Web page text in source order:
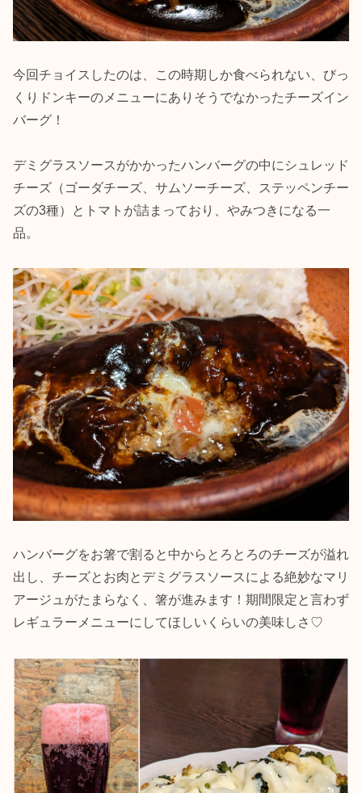
今回チョイスしたのは、この時期しか食べられない、びっ
くりドンキーのメニューにありそうでなかったチーズイン
バーグ！
デミグラスソースがかかったハンバーグの中にシュレッド
チーズ（ゴーダチーズ、サムソーチーズ、ステッペンチー
ズの3種）とトマトが詰まっており、やみつきになる一
品。
ハンバーグをお箸で割ると中からとろとろのチーズが溢れ
出し、チーズとお肉とデミグラスソースによる絶妙なマリ
アージュがたまらなく、箸が進みます！期間限定と言わず
レギュラーメニューにしてほしいくらいの美味しさ♡